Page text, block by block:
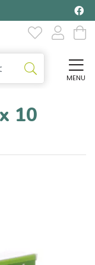
MENU
10